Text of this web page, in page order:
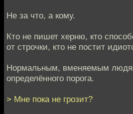
Не за что, а кому.
Кто не пишет херню, кто
от строчки, кто не постит
Нормальным, вменяемым
определённого порога.
> Мне пока не грозит?